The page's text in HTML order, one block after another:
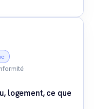
logement, ce que